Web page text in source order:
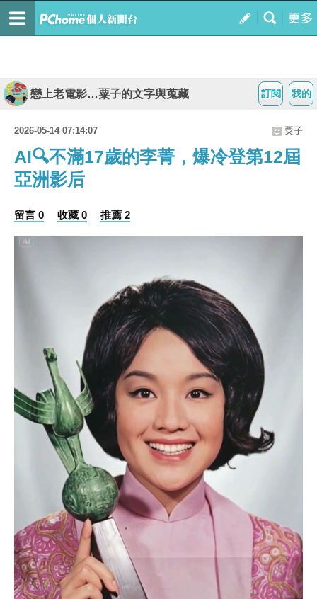
我的
訂閱
戀上老電影…粟子的文字與蒐藏
2026-05-14 07:14:07 粟子
AI🔍不滿17歲的李菁，爆冷登第12屆
亞洲影后
留言 0 收藏 0 推薦 2